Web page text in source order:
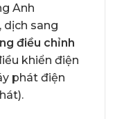
Anh
, dịch sang
điều chỉnh
khiển điện
phát điện